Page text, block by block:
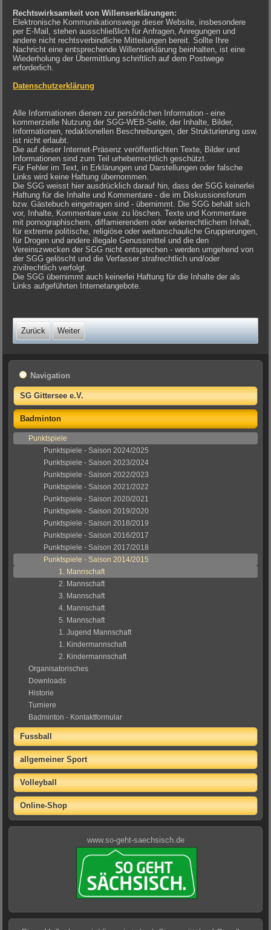
Rechtswirksamkeit von Willenserklärungen:
Elektronische Kommunikationswege dieser Website, insbesondere
per E-Mail, stehen ausschließlich für Anfragen, Anregungen und
andere nicht rechtsverbindliche Mitteilungen bereit. Sollte Ihre
Nachricht eine entsprechende Willenserklärung beinhalten, ist eine
Wiederholung der Übermittlung schriftlich auf dem Postwege
erforderlich.
Datenschutzerklärung
Alle Informationen dienen zur persönlichen Information - eine
kommerzielle Nutzung der SGG-WEB-Seite, der Inhalte, Bilder,
Informationen, redaktionellen Beschreibungen, der Strukturierung usw.
ist nicht erlaubt.
Die auf dieser Internet-Präsenz veröffentlichten Texte, Bilder und
Informationen sind zum Teil urheberrechtlich geschützt.
Für Fehler im Text, in Erklärungen und Darstellungen oder falsche
Links wird keine Haftung übernommen.
Die SGG weisst hier ausdrücklich darauf hin, dass der SGG keinerlei
Haftung für die Inhalte und Kommentare - die im Diskussionsforum
bzw. Gästebuch eingetragen sind - übernimmt. Die SGG behält sich
vor, Inhalte, Kommentare usw. zu löschen. Texte und Kommentare
mit pornographischem, diffamierendem oder widerrechtlichem Inhalt,
für extreme politische, religiöse oder weltanschauliche Gruppierungen,
für Drogen und andere illegale Genussmittel und die den
Vereinszwecken der SGG nicht entsprechen - werden umgehend von
der SGG gelöscht und die Verfasser strafrechtlich und/oder
zivilrechtlich verfolgt.
Die SGG übernimmt auch keinerlei Haftung für die Inhalte der als
Links aufgeführten Internetangebote.
Zurück Weiter
Navigation
SG Gittersee e.V.
Badminton
Punktspiele
Punktspiele - Saison 2024/2025
Punktspiele - Saison 2023/2024
Punktspiele - Saison 2022/2023
Punktspiele - Saison 2021/2022
Punktspiele - Saison 2020/2021
Punktspiele - Saison 2019/2020
Punktspiele - Saison 2018/2019
Punktspiele - Saison 2016/2017
Punktspiele - Saison 2017/2018
Punktspiele - Saison 2014/2015
1. Mannschaft
2. Mannschaft
3. Mannschaft
4. Mannschaft
5. Mannschaft
1. Jugend Mannschaft
1. Kindermannschaft
2. Kindermannschaft
Organisatorisches
Downloads
Historie
Turniere
Badminton - Kontaktformular
Fussball
allgemeiner Sport
Volleyball
Online-Shop
www.so-geht-saechsisch.de